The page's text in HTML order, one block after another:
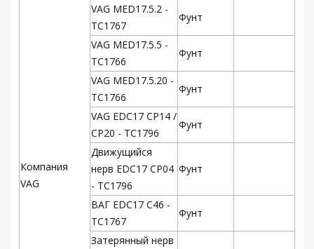
Компания
VAG
VAG MED17.5.2 -
TC1767
Фунт
VAG MED17.5.5 -
TC1766
Фунт
VAG MED17.5.20 -
TC1766
Фунт
VAG EDC17 CP14 /
CP20 - TC1796
Фунт
Движущийся
нерв EDC17 CP04
- TC1796
Фунт
ВАГ EDC17 C46 -
TC1767
Фунт
Затерянный нерв